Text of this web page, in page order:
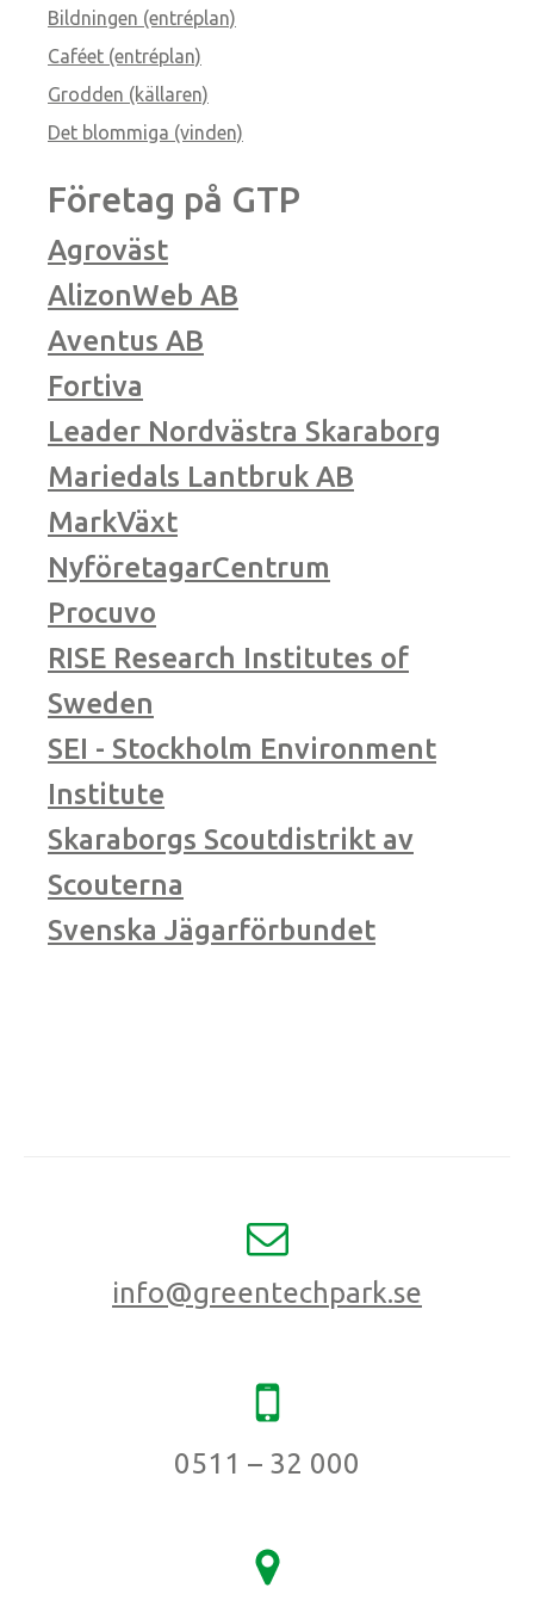
Bildningen (entréplan)
Caféet (entréplan)
Grodden (källaren)
Det blommiga (vinden)
Företag på GTP
Agroväst
AlizonWeb AB
Aventus AB
Fortiva
Leader Nordvästra Skaraborg
Mariedals Lantbruk AB
MarkVäxt
NyföretagarCentrum
Procuvo
RISE Research Institutes of
Sweden
SEI - Stockholm Environment
Institute
Skaraborgs Scoutdistrikt av
Scouterna
Svenska Jägarförbundet
info@greentechpark.se
0511 – 32 000